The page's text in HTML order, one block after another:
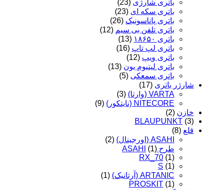
باتری شارژی (23)
باتری سکه ای (23)
باتری پاناسونیک (26)
باتری تلفن بی سیم (12)
باتری ۱۸۶۵۰
(13)
باتری لپ تاپ (16)
باتری ویپ (12)
باتری لیتیوم یون (13)
باتری سمعکی (5)
شارژر باتری (17)
VARTA (وارتا)
(3)
NITECORE (نایتکور)
(9)
خازن (2)
BLAUPUNKT (3)
قلع (8)
ASAHI (اورجینال)
(2)
طرح ASAHI (1)
RX_70 (1)
S (1)
ARTANIC (آرتانیک)
(1)
PROSKIT (1)